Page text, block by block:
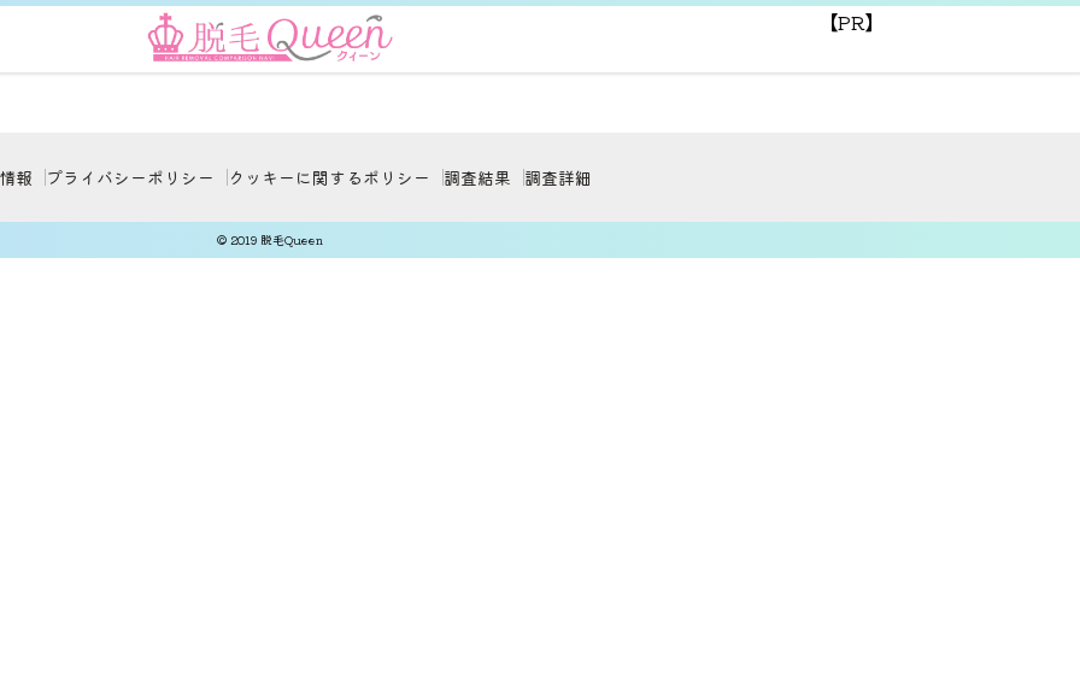
【PR】
報 プライバシーポリシー クッキーに関するポリシー 調査結果 調査詳細
© 2019 脱毛Queen